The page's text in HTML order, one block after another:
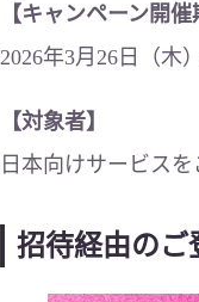
【キャンペーン開催
2026年3月26日（木）
【対象者】
日本向けサービス
招待経由のご